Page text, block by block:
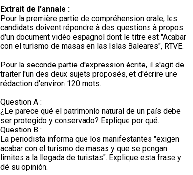
Extrait de l'annale :
Pour la première partie de compréhension orale, les
candidats doivent répondre à des questions à propos
d'un document vidéo espagnol dont le titre est "Acabar
con el turismo de masas en las Islas Baleares", RTVE.
Pour la seconde partie d'expression écrite, il s'agit de
traiter l'un des deux sujets proposés, et d'écrire une
rédaction d'environ 120 mots.
Question A :
¿Le parece qué el patrimonio natural de un país debe
ser protegido y conservado? Explique por qué.
Question B :
La periodista informa que los manifestantes "exigen
acabar con el turismo de masas y que se pongan
limites a la llegada de turistas". Explique esta frase y
dé su opinión.